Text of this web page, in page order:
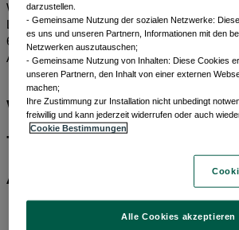
Wir bieten Anlegern ein breites Spektrum an
Lösungen für festverzinsliche Anlagen.
60 Jahre Erfahrung in der Anlageklasse und
Anlageexperten weltweit.¹
Was spricht für
festverzinsliche
Anlagen?
darzustellen.
- Gemeinsame Nutzung der sozialen Netzwerke:
es uns und unseren Partnern, Informationen mit den
Netzwerken auszutauschen;
- Gemeinsame Nutzung von Inhalten: Diese Cookies
unseren Partnern, den Inhalt von einer externen
machen;
Ihre Zustimmung zur Installation nicht unbedingt
freiwillig und kann jederzeit widerrufen oder auch
Cookie Bestimmungen
Alle Cookies akzeptieren